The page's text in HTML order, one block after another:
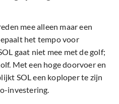
mee alleen maar een
het tempo voor
gaat niet mee met de golf;
Met een hoge doorvoer en
SOL een koploper te zijn
investering.